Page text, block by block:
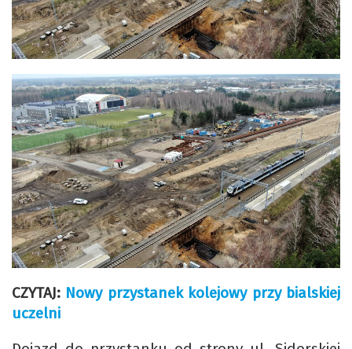
CZYTAJ: Nowy przystanek kolejowy przy bialskiej
uczelni